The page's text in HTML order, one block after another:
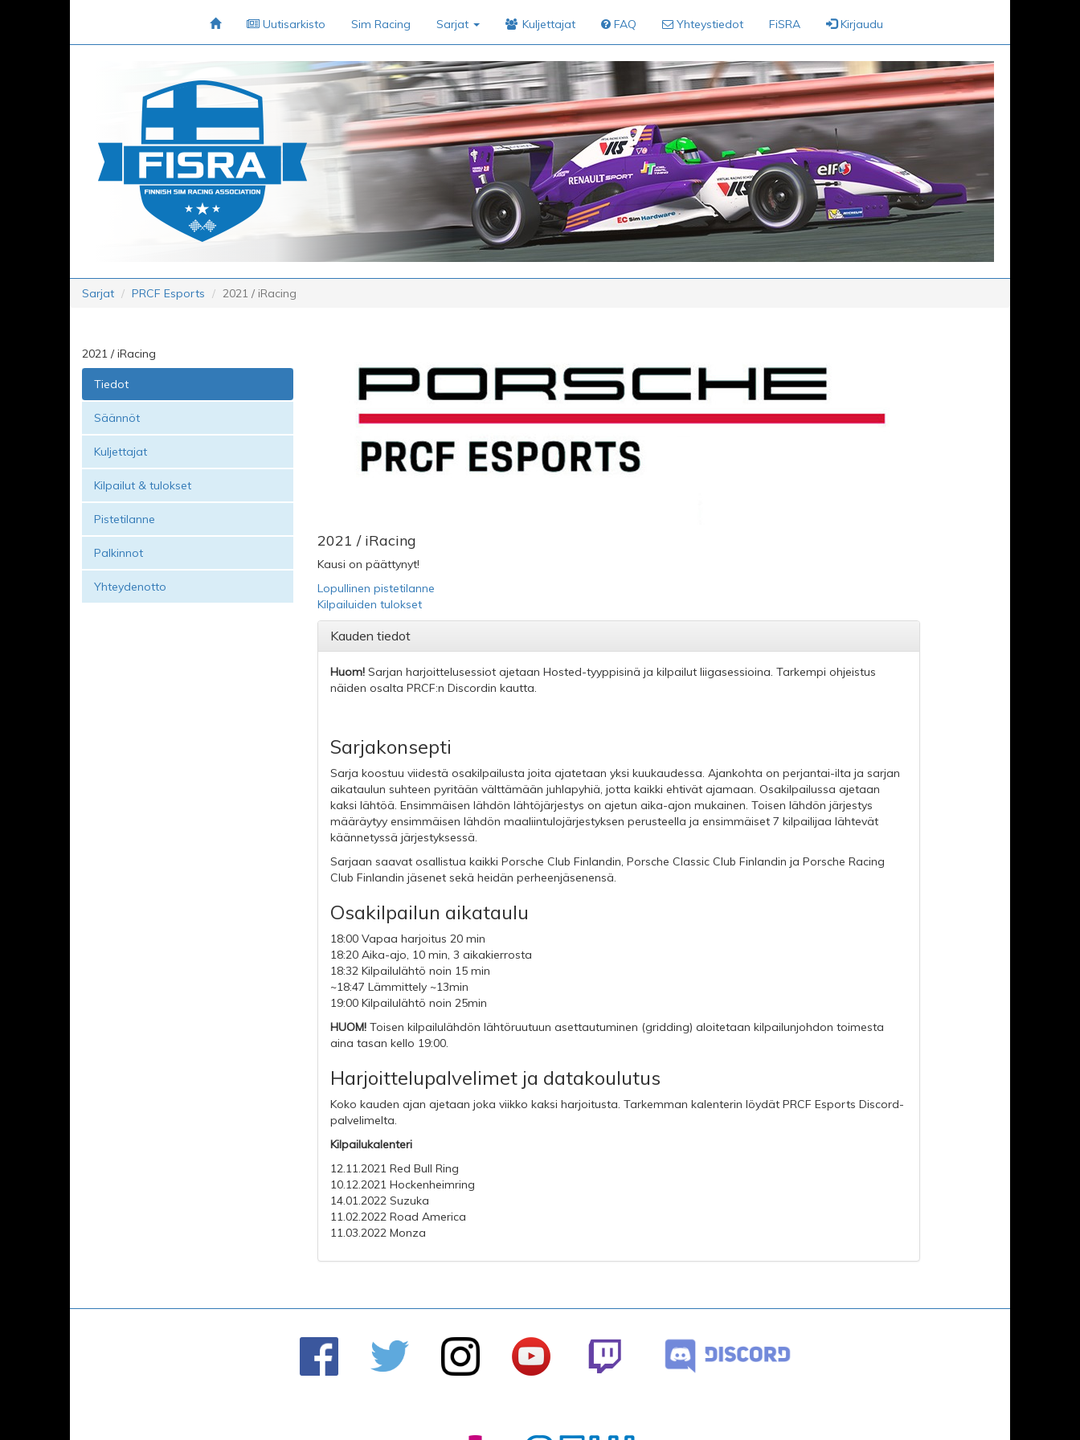
Uutisarkisto Sim Racing Sarjat Kuljettajat FAQ Yhteystiedot FiSRA Kirjaudu
Sarjat PRCF Esports 2021 / iRacing
2021 / iRacing
Tiedot
Säännöt
Kuljettajat
Kilpailut & tulokset
Pistetilanne
Palkinnot
Yhteydenotto
2021 / iRacing
Kausi on päättynyt!
Lopullinen pistetilanne
Kilpailuiden tulokset
Kauden tiedot
Huom!Sarjan harjoittelusessiot ajetaan Hosted-tyyppisinä ja kilpailut liigasessioina. Tarkempi ohjeistus
näiden osalta PRCF:n Discordin kautta.
Sarjakonsepti
Sarja koostuu viidestä osakilpailusta joita ajatetaan yksi kuukaudessa. Ajankohta on perjantai-ilta ja sarjan
aikataulun suhteen pyritään välttämään juhlapyhiä, jotta kaikki ehtivät ajamaan. Osakilpailussa ajetaan
kaksi lähtöä. Ensimmäisen lähdön lähtöjärjestys on ajetun aika-ajon mukainen. Toisen lähdön järjestys
määräytyy ensimmäisen lähdön maaliintulojärjestyksen perusteella ja ensimmäiset 7 kilpailijaa lähtevät
käännetyssä järjestyksessä.
Sarjaan saavat osallistua kaikki Porsche Club Finlandin, Porsche Classic Club Finlandin ja Porsche Racing
Club Finlandin jäsenet sekä heidän perheenjäsenensä.
Osakilpailun aikataulu
18:00 Vapaa harjoitus 20 min
18:20 Aika-ajo, 10 min, 3 aikakierrosta
18:32 Kilpailulähtö noin 15 min
~18:47 Lämmittely ~13min
19:00 Kilpailulähtö noin 25min
HUOM!Toisen kilpailulähdön lähtöruutuun asettautuminen (gridding) aloitetaan kilpailunjohdon toimesta
aina tasan kello 19:00.
Harjoittelupalvelimet ja datakoulutus
Koko kauden ajan ajetaan joka viikko kaksi harjoitusta. Tarkemman kalenterin löydät PRCF Esports Discord-
palvelimelta.
Kilpailukalenteri
12.11.2021 Red Bull Ring
10.12.2021 Hockenheimring
14.01.2022 Suzuka
11.02.2022 Road America
11.03.2022 Monza